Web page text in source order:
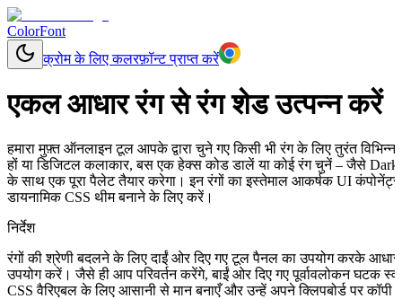
ColorFont
क्रोम के लिए कलरफ़ॉन्ट प्राप्त करें
एकल आधार रंग से रंग शेड उत्पन्न करें
हमारा मुफ़्त ऑनलाइन टूल आपके द्वारा चुने गए किसी भी रंग के लिए तुरंत
हों या डिजिटल कलाकार, बस एक हेक्स कोड डालें या कोई रंग चुनें – जैसे
के साथ एक पूरा पैलेट तैयार करेगा। इन रंगों का इस्तेमाल आकर्षक UI
डायनामिक CSS थीम बनाने के लिए करें।
निर्देश
रंगों की श्रेणी बदलने के लिए दाईं ओर दिए गए टूल पैनल का उपयोग करके
उपयोग करें। जैसे ही आप परिवर्तन करेंगे, बाईं ओर दिए गए पूर्वावलोकन घटक
CSS वैरिएबल के लिए आसानी से मान बनाएँ और उन्हें अपने क्लिपबोर्ड पर कॉपी